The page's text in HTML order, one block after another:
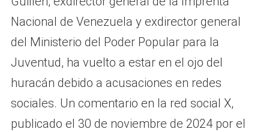
Nacional de Venezuela y exdirector general
del Ministerio del Poder Popular para la
Juventud, ha vuelto a estar en el ojo del
huracán debido a acusaciones en redes
sociales. Un comentario en la red social X,
publicado el 30 de noviembre de 2024 por el